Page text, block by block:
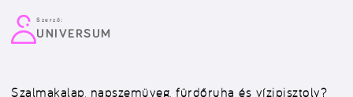
Szerző:
UNIVERSUM
Szalmakalap, napszemüveg, fürdőruha és vízipisztoly?